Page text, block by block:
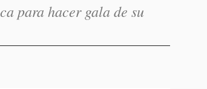
para hacer gala de su